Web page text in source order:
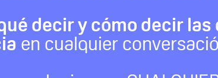
decir y cómo decir
en cualquier